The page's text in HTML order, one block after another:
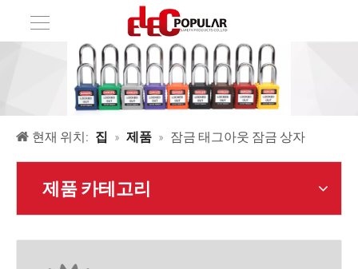
현재 위치: 집 » 제품 » 잠금 태그아웃 잠금 상자
제품 카테고리